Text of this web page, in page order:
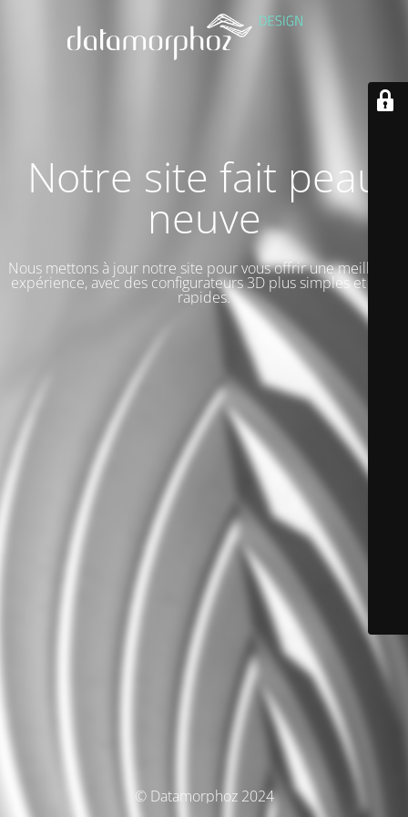
Notre site fait peau
neuve
Nous mettons à jour notre site pour vous offrir une meilleure
expérience, avec des configurateurs 3D plus simples et plus
rapides.
© Datamorphoz 2024